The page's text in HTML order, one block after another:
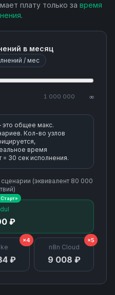
плату только за время
.
в месяц
/ мес
1 000 000 ∞
общее макс.
Кол-во узлов
время
= 30 сек исполнения.
сценарии (эквивалент 80 000
₽
Старт»
₽
×4
n8n Cloud
9 008 ₽
×5